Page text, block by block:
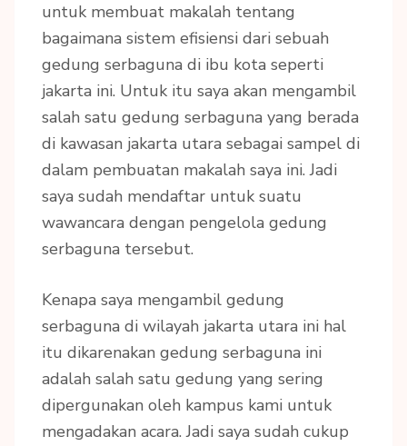
untuk membuat makalah tentang
bagaimana sistem efisiensi dari sebuah
gedung serbaguna di ibu kota seperti
jakarta ini. Untuk itu saya akan mengambil
salah satu gedung serbaguna yang berada
di kawasan jakarta utara sebagai sampel di
dalam pembuatan makalah saya ini. Jadi
saya sudah mendaftar untuk suatu
wawancara dengan pengelola gedung
serbaguna tersebut.
Kenapa saya mengambil gedung
serbaguna di wilayah jakarta utara ini hal
itu dikarenakan gedung serbaguna ini
adalah salah satu gedung yang sering
dipergunakan oleh kampus kami untuk
mengadakan acara. Jadi saya sudah cukup